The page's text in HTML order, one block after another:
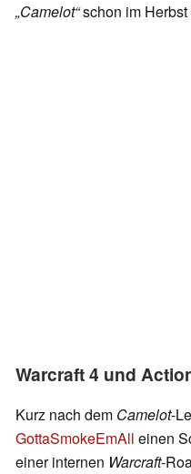
„Camelot“schon im
Warcraft 4 und
Kurz nach dem Camelot-
GottaSmokeEmAll einen
einer internen Warcraft-